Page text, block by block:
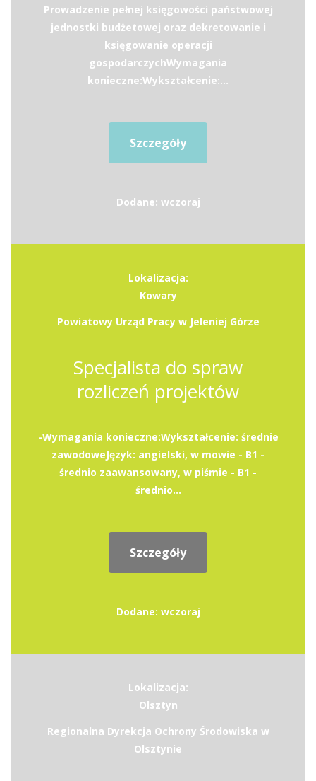
Prowadzenie pełnej księgowości państwowej
jednostki budżetowej oraz dekretowanie i
księgowanie operacji
gospodarczychWymagania
konieczne:Wykształcenie:...
Szczegóły
Dodane: wczoraj
Lokalizacja:
Kowary
Powiatowy Urząd Pracy w Jeleniej Górze
Specjalista do spraw
rozliczeń projektów
-Wymagania konieczne:Wykształcenie: średnie
zawodoweJęzyk: angielski, w mowie - B1 -
średnio zaawansowany, w piśmie - B1 -
średnio...
Szczegóły
Dodane: wczoraj
Lokalizacja:
Olsztyn
Regionalna Dyrekcja Ochrony Środowiska w
Olsztynie